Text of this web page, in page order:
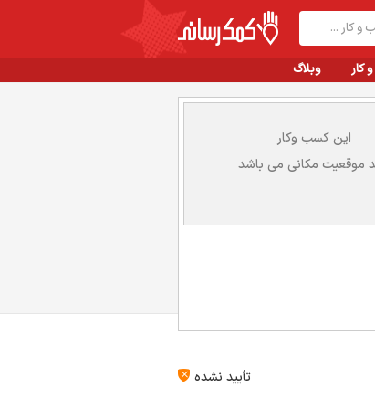
وبلاگ کار
این کسب وکار
موقعیت مکانی می باشد
تأیید نشده